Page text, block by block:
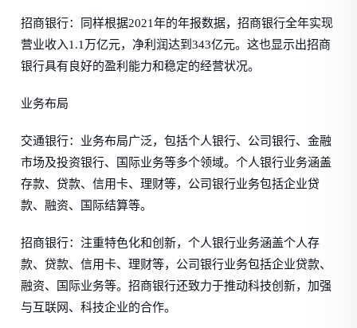
招商银行：同样根据2021年的年报数据，招商银行全年实现
营业收入1.1万亿元，净利润达到343亿元。这也显示出招商
银行具有良好的盈利能力和稳定的经营状况。
业务布局
交通银行：业务布局广泛，包括个人银行、公司银行、金融
市场及投资银行、国际业务等多个领域。个人银行业务涵盖
存款、贷款、信用卡、理财等，公司银行业务包括企业贷
款、融资、国际结算等。
招商银行：注重特色化和创新，个人银行业务涵盖个人存
款、贷款、信用卡、理财等，公司银行业务包括企业贷款、
融资、国际业务等。招商银行还致力于推动科技创新，加强
与互联网、科技企业的合作。